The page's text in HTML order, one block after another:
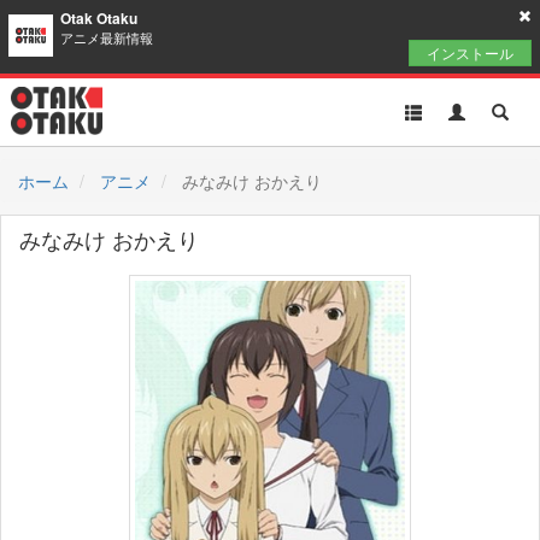
Otak Otaku
アニメ最新情報
インストール
Toggle
Toggle
ホーム
アニメ みなみけ おかえり
みなみけ おかえり